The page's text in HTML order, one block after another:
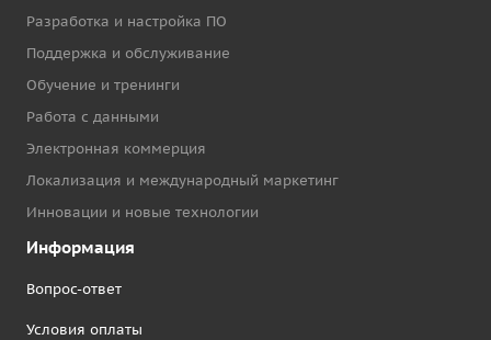
Разработка и настройка ПО
Поддержка и обслуживание
Обучение и тренинги
Работа с данными
Электронная коммерция
Локализация и международный маркетинг
Инновации и новые технологии
Информация
Вопрос-ответ
Условия оплаты